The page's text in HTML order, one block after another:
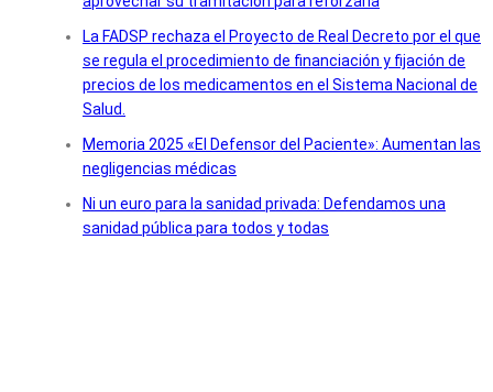
La FADSP rechaza el Proyecto de Real Decreto por el que
se regula el procedimiento de financiación y fijación de
precios de los medicamentos en el Sistema Nacional de
Salud.
Memoria 2025 «El Defensor del Paciente»: Aumentan las
negligencias médicas
Ni un euro para la sanidad privada: Defendamos una
sanidad pública para todos y todas